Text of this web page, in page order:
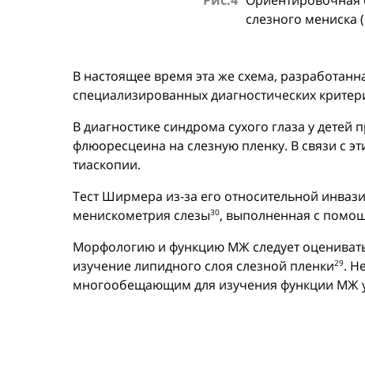
слезного
В настоящее время эта же схема,
специализированных диагностических
В диагностике синдрома сухого глаза у
флюоресцеина на слезную пленку. В связи с
тиаскопии.
Тест Ширмера из-за его относительной
менискометрия слезы30, выполненная с
Морфологию и функцию МЖ следует
изучение липидного слоя слезной пленки29.
многообещающим для изучения функции МЖ